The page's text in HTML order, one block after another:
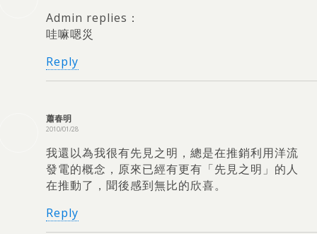
Admin replies：
哇嘛嗯災
Reply
蕭春明
2010/01/28
我還以為我很有先見之明， 總是在推銷利用洋流
發電的概念 ， 原來已經有更有「先見之明」的人
在推動了 ， 聞後感到無比的欣喜。
Reply